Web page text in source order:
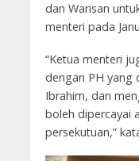
dan Warisan
menteri pada
“Ketua menteri
dengan PH yang
Ibrahim, dan
boleh dipercayai
persekutuan,”